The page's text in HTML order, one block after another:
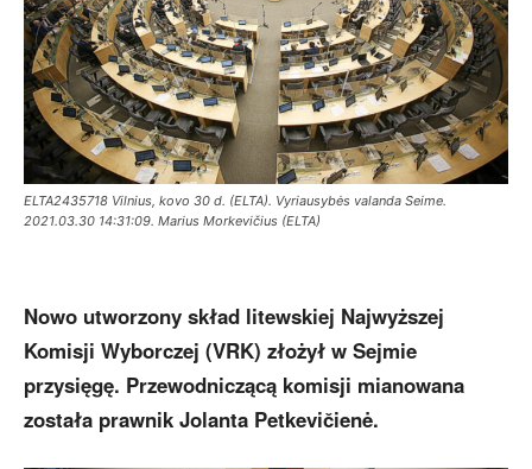
ELTA2435718 Vilnius, kovo 30 d. (ELTA). Vyriausybės valanda Seime.
2021.03.30 14:31:09. Marius Morkevičius (ELTA)
Nowo utworzony skład litewskiej Najwyższej
Komisji Wyborczej (VRK) złożył w Sejmie
przysięgę. Przewodniczącą komisji mianowana
została prawnik Jolanta Petkevičienė.